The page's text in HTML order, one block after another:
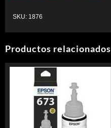
SKU: 1876
Productos relacionados